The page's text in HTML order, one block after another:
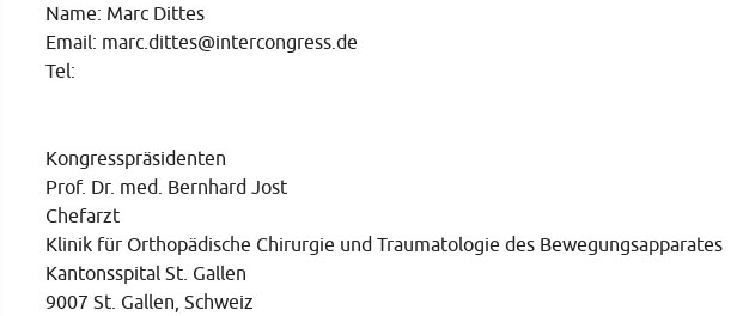
Name: Marc Dittes
Email: marc.dittes@intercongress.de
Tel:
Kongresspräsidenten
Prof. Dr. med. Bernhard Jost
Chefarzt
Klinik für Orthopädische Chirurgie und Traumatologie des Bewegungsapparates
Kantonsspital St. Gallen
9007 St. Gallen, Schweiz